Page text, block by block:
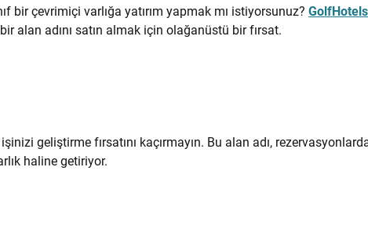
bir çevrimiçi varlığa yatırım yapmak mı istiyorsunuz?
alan adını satın almak için olağanüstü bir fırsat.
geliştirme fırsatını kaçırmayın. Bu alan adı,
haline getiriyor.